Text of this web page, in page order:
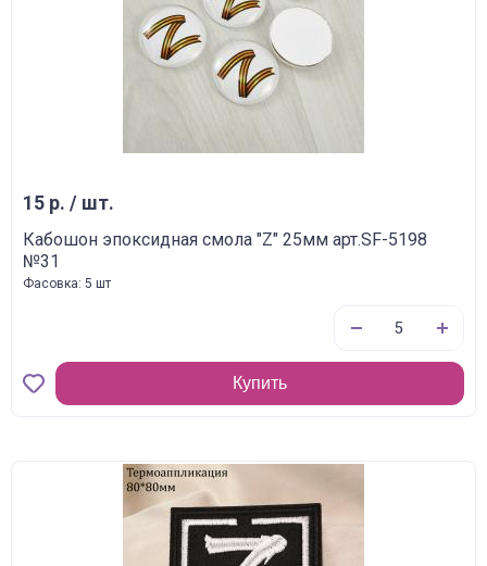
15 р. / шт.
Кабошон эпоксидная смола "Z" 25мм арт.SF-5198
№31
Фасовка: 5 шт
Купить